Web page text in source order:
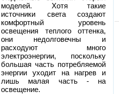
моделей. Хотя такие
источники света создают
комфортный уровень
освещения теплого оттенка,
они недолговечны и
расходуют много
электроэнергии, поскольку
большая часть потребляемой
энергии уходит на нагрев и
лишь малая часть - на
освещение.